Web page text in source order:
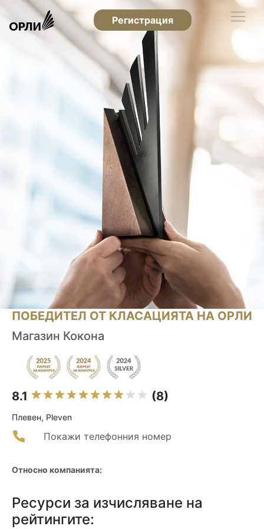
Регистрация
ПОБЕДИТЕЛ ОТ КЛАСАЦИЯТА НА ОРЛИ
Магазин Кокона
8.1 (8)
Плевен, Pleven
Покажи телефонния номер
Относно компанията:
Ресурси за изчисляване на
рейтингите: